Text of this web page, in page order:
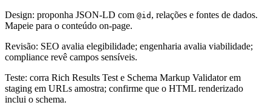
Design: proponha JSON-LD com @id , relações e fontes de dados.
Mapeie para o conteúdo on-page.
Revisão: SEO avalia elegibilidade; engenharia avalia viabilidade;
compliance revê campos sensíveis.
Teste: corra Rich Results Test e Schema Markup Validator em
staging em URLs amostra; confirme que o HTML renderizado
inclui o schema.